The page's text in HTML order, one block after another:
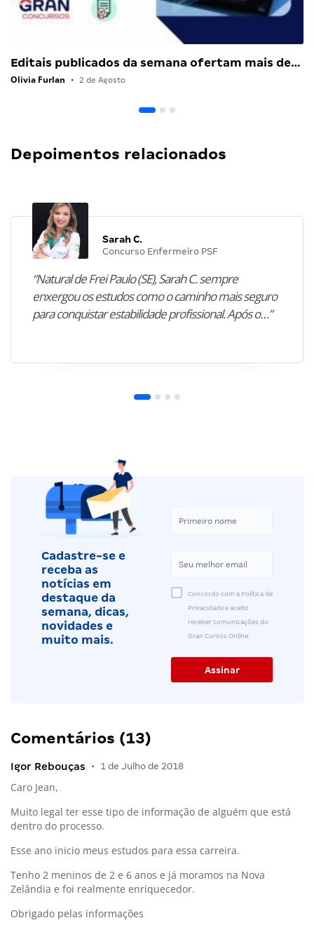
Editais publicados da semana ofertam mais de…
Olivia Furlan • 2 de Agosto
Depoimentos relacionados
Sarah C.
Concurso Enfermeiro PSF
“Natural de Frei Paulo (SE), Sarah C. sempre
enxergou os estudos como o caminho mais seguro
para conquistar estabilidade profissional. Após o…”
Cadastre-se e
receba as
notícias em
destaque da
semana, dicas,
novidades e
muito mais.
Concordo com a Política de
Privacidade e aceito
receber comunicações do
Gran Cursos Online.
Comentários (13)
Igor Rebouças • 1 de Julho de 2018
Caro Jean,
Muito legal ter esse tipo de informação de alguém que está
dentro do processo.
Esse ano inicio meus estudos para essa carreira.
Tenho 2 meninos de 2 e 6 anos e já moramos na Nova
Zelândia e foi realmente enriquecedor.
Obrigado pelas informações